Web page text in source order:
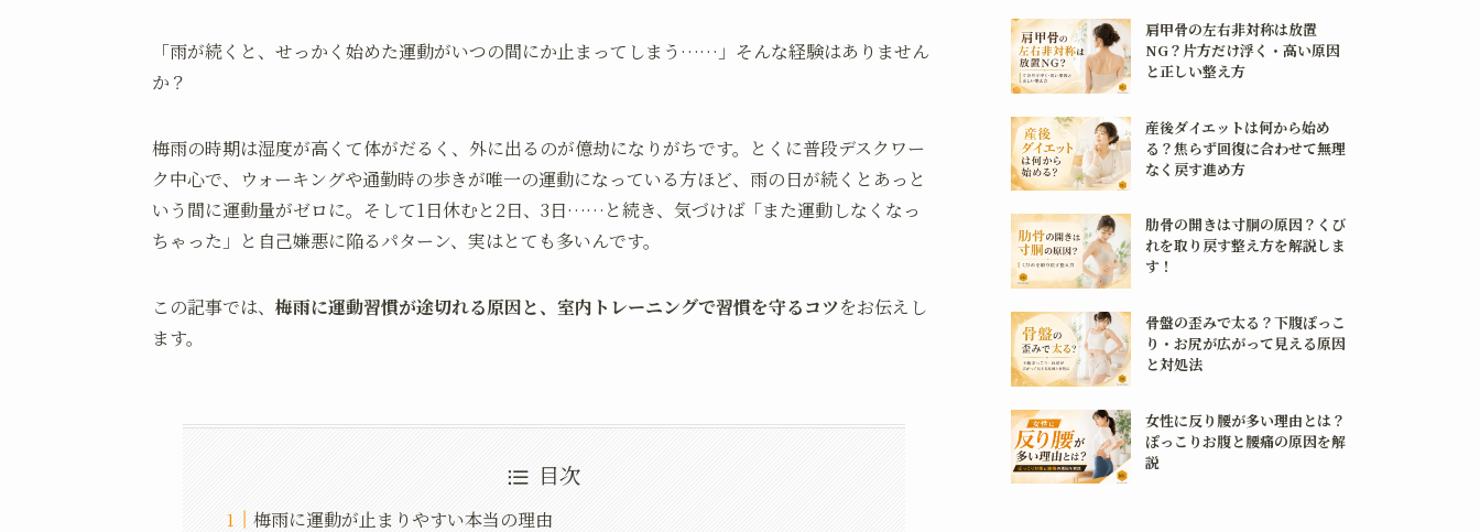
「雨が続くと、せっかく始めた運動がいつの間にか止まってしまう……」そんな経験はありません
か？
梅雨の時期は湿度が高くて体がだるく、外に出るのが億劫になりがちです。とくに普段デスクワー
ク中心で、ウォーキングや通勤時の歩きが唯一の運動になっている方ほど、雨の日が続くとあっと
いう間に運動量がゼロに。そして1日休むと2日、3日……と続き、気づけば「また運動しなくなっ
ちゃった」と自己嫌悪に陥るパターン、実はとても多いんです。
この記事では、 梅雨に運動習慣が途切れる原因と、室内トレーニングで習慣を守るコツをお伝えし
ます。
目次
梅雨に運動が止まりやすい本当の理由
肩甲骨の左右非対称は放置
NG？片方だけ浮く・高い原因
と正しい整え方
産後ダイエットは何から始め
る？焦らず回復に合わせて無理
なく戻す進め方
肋骨の開きは寸胴の原因？くび
れを取り戻す整え方を解説しま
す！
骨盤の歪みで太る？下腹ぽっこ
り・お尻が広がって見える原因
と対処法
女性に反り腰が多い理由とは？
ぽっこりお腹と腰痛の原因を解
説